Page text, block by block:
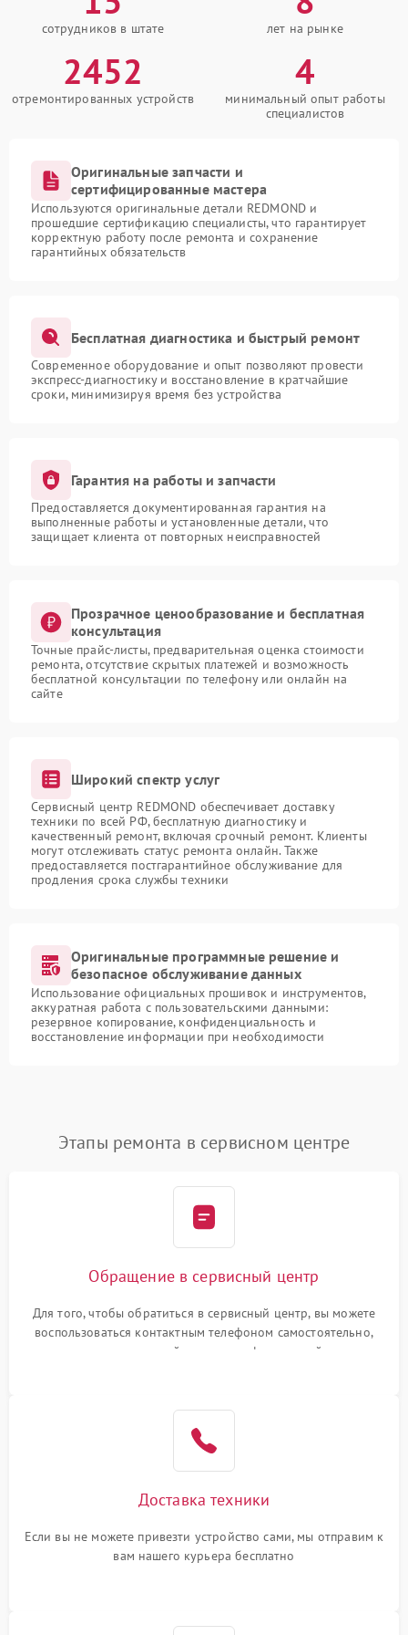
сотрудников в штате лет на рынке
2452
отремонтированных устройств
4
минимальный опыт работы
специалистов
Оригинальные запчасти и
сертифицированные мастера
Используются оригинальные детали REDMOND и
прошедшие сертификацию специалисты, что гарантирует
корректную работу после ремонта и сохранение
гарантийных обязательств
Бесплатная диагностика и быстрый ремонт
Современное оборудование и опыт позволяют провести
экспресс-диагностику и восстановление в кратчайшие
сроки, минимизируя время без устройства
Гарантия на работы и запчасти
Предоставляется документированная гарантия на
выполненные работы и установленные детали, что
защищает клиента от повторных неисправностей
Прозрачное ценообразование и бесплатная
консультация
Точные прайс-листы, предварительная оценка стоимости
ремонта, отсутствие скрытых платежей и возможность
бесплатной консультации по телефону или онлайн на
сайте
Широкий спектр услуг
Сервисный центр REDMOND обеспечивает доставку
техники по всей РФ, бесплатную диагностику и
качественный ремонт, включая срочный ремонт. Клиенты
могут отслеживать статус ремонта онлайн. Также
предоставляется постгарантийное обслуживание для
продления срока службы техники
Оригинальные программные решение и
безопасное обслуживание данных
Использование официальных прошивок и инструментов,
аккуратная работа с пользовательскими данными:
резервное копирование, конфиденциальность и
восстановление информации при необходимости
Этапы ремонта в сервисном центре
Обращение в сервисный центр
Для того, чтобы обратиться в сервисный центр, вы можете
воспользоваться контактным телефоном самостоятельно,
или оставить свой номер телефона на сайте
Доставка техники
Если вы не можете привезти устройство сами, мы отправим к
вам нашего курьера бесплатно